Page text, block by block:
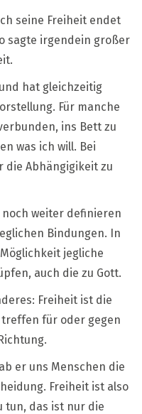
des
seine Freiheit endet
sagte irgendein großer
hat gleichzeitig
Für manche
ins Bett zu
was ich will. Bei
die Abhängigikeit zu
noch weiter definieren
Bindungen. In
jegliche
auch die zu Gott.
Freiheit ist die
für oder gegen
er uns Menschen die
Freiheit ist also
tun, das ist nur die